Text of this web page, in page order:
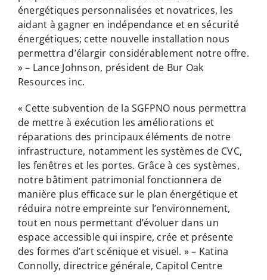
énergétiques personnalisées et novatrices, les
aidant à gagner en indépendance et en sécurité
énergétiques; cette nouvelle installation nous
permettra d’élargir considérablement notre offre.
» – Lance Johnson, président de Bur Oak
Resources inc.
« Cette subvention de la SGFPNO nous permettra
de mettre à exécution les améliorations et
réparations des principaux éléments de notre
infrastructure, notamment les systèmes de CVC,
les fenêtres et les portes. Grâce à ces systèmes,
notre bâtiment patrimonial fonctionnera de
manière plus efficace sur le plan énergétique et
réduira notre empreinte sur l’environnement,
tout en nous permettant d’évoluer dans un
espace accessible qui inspire, crée et présente
des formes d’art scénique et visuel. » – Katina
Connolly, directrice générale, Capitol Centre